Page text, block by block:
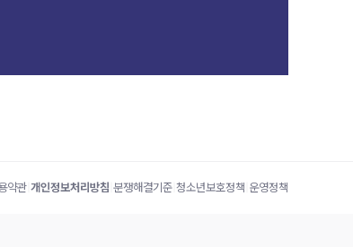
약관 개인정보처리방침 분쟁해결기준 청소년보호정책 운영정책